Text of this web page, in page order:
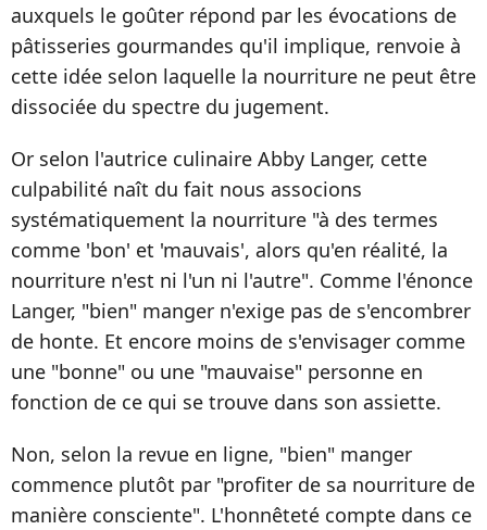
auxquels le goûter répond par les évocations de
pâtisseries gourmandes qu'il implique, renvoie à
cette idée selon laquelle la nourriture ne peut être
dissociée du spectre du jugement.
Or selon l'autrice culinaire Abby Langer, cette
culpabilité naît du fait nous associons
systématiquement la nourriture "à des termes
comme 'bon' et 'mauvais', alors qu'en réalité, la
nourriture n'est ni l'un ni l'autre". Comme l'énonce
Langer, "bien" manger n'exige pas de s'encombrer
de honte. Et encore moins de s'envisager comme
une "bonne" ou une "mauvaise" personne en
fonction de ce qui se trouve dans son assiette.
Non, selon la revue en ligne, "bien" manger
commence plutôt par "profiter de sa nourriture de
manière consciente". L'honnêteté compte dans ce